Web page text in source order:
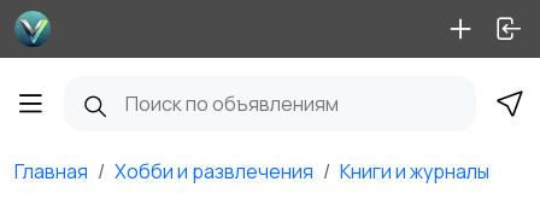
Главная Хобби и развлечения Книги и журналы